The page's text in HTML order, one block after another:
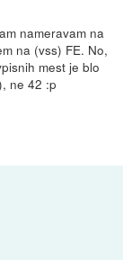
nameravam na
na (vss) FE. No,
mest je blo
ne 42 :p